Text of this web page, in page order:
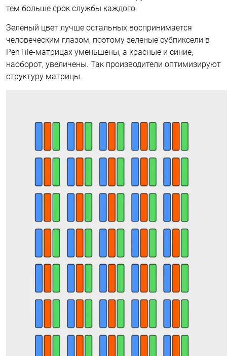
тем больше срок службы каждого.
Зеленый цвет лучше остальных воспринимается
человеческим глазом, поэтому зеленые субпиксели в
PenTile-матрицах уменьшены, а красные и синие,
наоборот, увеличены. Так производители оптимизируют
структуру матрицы.